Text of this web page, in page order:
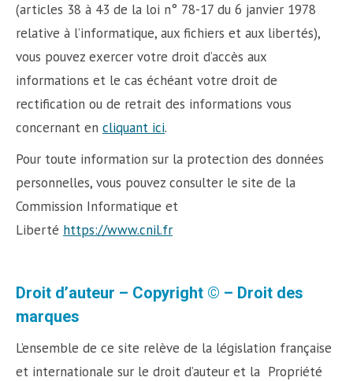
(articles 38 à 43 de la loi n° 78-17 du 6 janvier 1978
relative à l’informatique, aux fichiers et aux libertés),
vous pouvez exercer votre droit d’accès aux
informations et le cas échéant votre droit de
rectification ou de retrait des informations vous
concernant en cliquant ici.
Pour toute information sur la protection des données
personnelles, vous pouvez consulter le site de la
Commission Informatique et
Liberté https://www.cnil.fr
Droit d’auteur – Copyright © – Droit des
marques
L’ensemble de ce site relève de la législation française
et internationale sur le droit d’auteur et la Propriété